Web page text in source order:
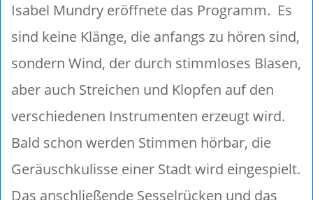
Isabel Mundry eröffnete das Programm. Es
sind keine Klänge, die anfangs zu hören sind,
sondern Wind, der durch stimmloses Blasen,
aber auch Streichen und Klopfen auf den
verschiedenen Instrumenten erzeugt wird.
Bald schon werden Stimmen hörbar, die
Geräuschkulisse einer Stadt wird eingespielt.
Das anschließende Sesselrücken und das